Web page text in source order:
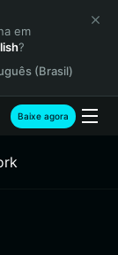
em
?
(Brasil)
Baixe agora